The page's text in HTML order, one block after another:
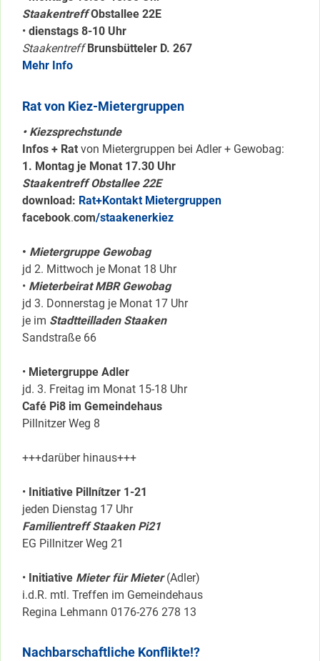
Staakentreff Obstallee 22E
• dienstags 8-10 Uhr
Staakentreff Brunsbütteler D. 267
Mehr Info
Rat von Kiez-Mietergruppen
• Kiezsprechstunde
Infos + Rat von Mietergruppen bei Adler + Gewobag:
1. Montag je Monat 17.30 Uhr
Staakentreff Obstallee 22E
download: Rat+Kontakt Mietergruppen
facebook.com/staakenerkiez
• Mietergruppe Gewobag
jd 2. Mittwoch je Monat 18 Uhr
• Mieterbeirat MBR Gewobag
jd 3. Donnerstag je Monat 17 Uhr
je im Stadtteilladen Staaken
Sandstraße 66
• Mietergruppe Adler
jd. 3. Freitag im Monat 15-18 Uhr
Café Pi8 im Gemeindehaus
Pillnitzer Weg 8
+++darüber hinaus+++
• Initiative Pillnítzer 1-21
jeden Dienstag 17 Uhr
Familientreff Staaken Pi21
EG Pillnitzer Weg 21
• Initiative Mieter für Mieter(Adler)
i.d.R. mtl. Treffen im Gemeindehaus
Regina Lehmann 0176-276 278 13
Nachbarschaftliche Konflikte!?